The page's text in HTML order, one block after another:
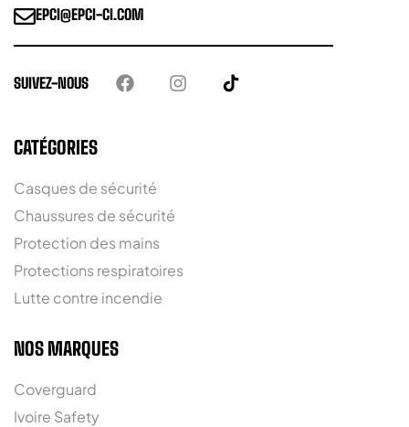
EPCI@EPCI-CI.COM
SUIVEZ-NOUS
CATÉGORIES
Casques de sécurité
Chaussures de sécurité
Protection des mains
Protections respiratoires
Lutte contre incendie
NOS MARQUES
Coverguard
Ivoire Safety